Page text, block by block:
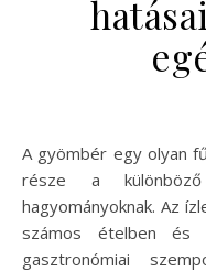
A gyömbér egy olyan fűszernövény, amely évezredek óta
része a
hagyományoknak. Az
számos ételben és
gasztronómiai